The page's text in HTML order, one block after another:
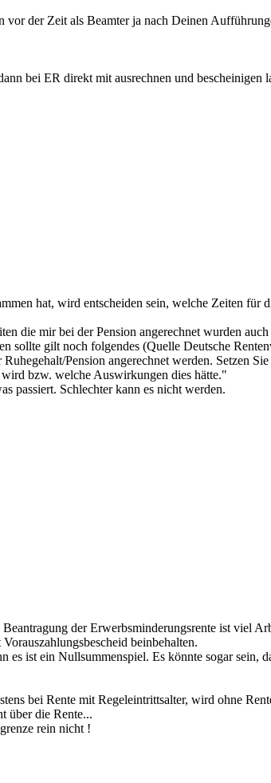
der Zeit als Beamter ja nach Deinen
bei ER direkt mit ausrechnen und bescheinigen
hat, wird entscheiden sein, welche Zeiten
die mir bei der Pension angerechnet wurden
sollte gilt noch folgendes (Quelle Deutsche
Pension angerechnet werden. Setzen
bzw. welche Auswirkungen dies hätte."
passiert. Schlechter kann es nicht werden.
der Erwerbsminderungsrente ist viel
beinbehalten.
ist ein Nullsummenspiel. Es könnte sogar sein,
bei Rente mit Regeleintrittsalter, wird ohne
über die Rente...
rein nicht !